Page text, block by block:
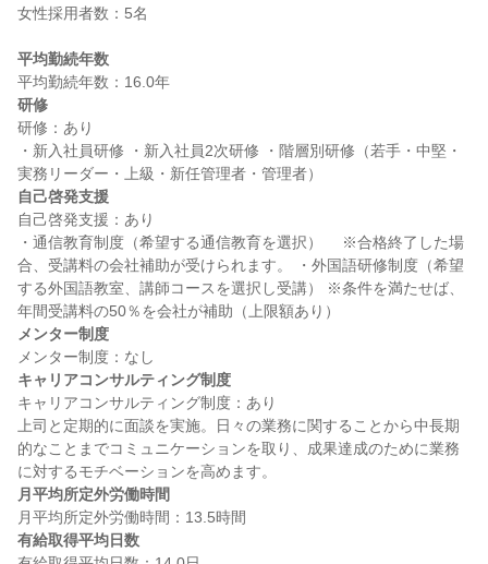
女性採用者数：5名
平均勤続年数
研修
研修：あり
・新入社員研修 ・新入社員2次研修 ・階層別研修（若手・中堅・
自己啓発支援
自己啓発支援：あり
・通信教育制度（希望する通信教育を選択） 　※合格終了した場
合、受講料の会社補助が受けられます。 ・外国語研修制度（希望
する外国語教室、講師コースを選択し受講） ※条件を満たせば、
メンター制度
キャリアコンサルティング制度
キャリアコンサルティング制度：あり
上司と定期的に面談を実施。日々の業務に関することから中長期
的なことまでコミュニケーションを取り、成果達成のために業務
月平均所定外労働時間
有給取得平均日数